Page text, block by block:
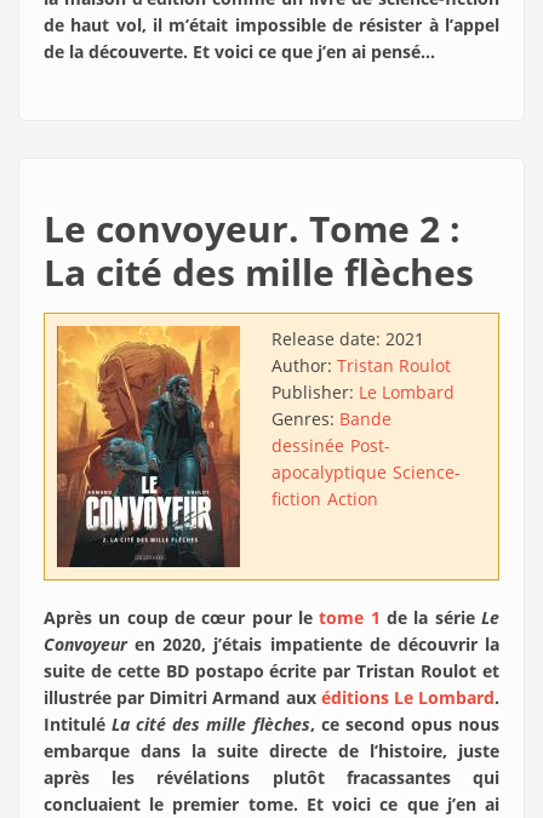
de haut vol, il m’était impossible de résister à l’appel
de la découverte. Et voici ce que j’en ai pensé…
Le convoyeur. Tome 2 :
La cité des mille flèches
Release date: 2021
Author: Tristan Roulot
Publisher: Le Lombard
Genres: Bande
dessinée Post-
apocalyptique Science-
fiction Action
Après un coup de cœur pour letome 1 de la sérieLe
Convoyeuren 2020, j’étais impatiente de découvrir la
suite de cette BD postapo écrite par Tristan Roulot et
illustrée par Dimitri Armand aux éditions Le Lombard.
IntituléLa cité des mille flèches, ce second opus nous
embarque dans la suite directe de l’histoire, juste
après les révélations plutôt fracassantes qui
concluaient le premier tome. Et voici ce que j’en ai